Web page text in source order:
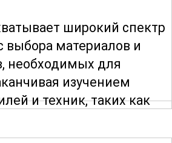
широкий спектр
выбора материалов и
необходимых для
изучением
и техник, таких как
обучения вы узнаете,